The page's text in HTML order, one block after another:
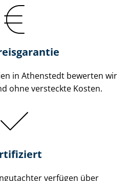
in Athenstedt bewerten wir
ohne versteckte Kosten.
verfügen über